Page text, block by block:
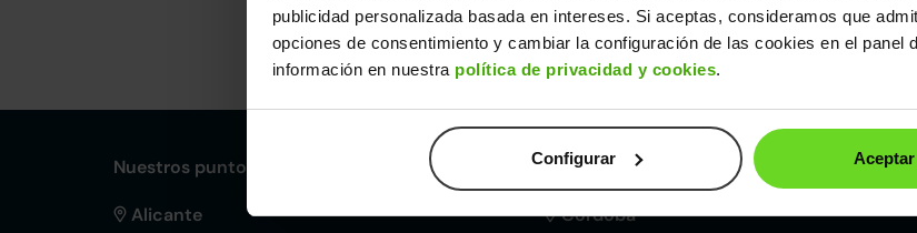
publicidad personalizada basada en intereses. Si aceptas, consideramos que
opciones de consentimiento y cambiar la configuración de las cookies en el panel
información en nuestra política de privacidad y cookies.
Configurar
Dimensiones y otros datos
Largo
Ancho
Alto
Nuestros puntos de venta Clicars:
Alicante Córdoba